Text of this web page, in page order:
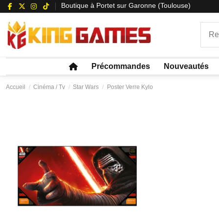
Boutique à Portet sur Garonne (Toulouse)
Précommandes Nouveautés
Accueil Cinéma / Tv Star Wars Poster Verre Kylo